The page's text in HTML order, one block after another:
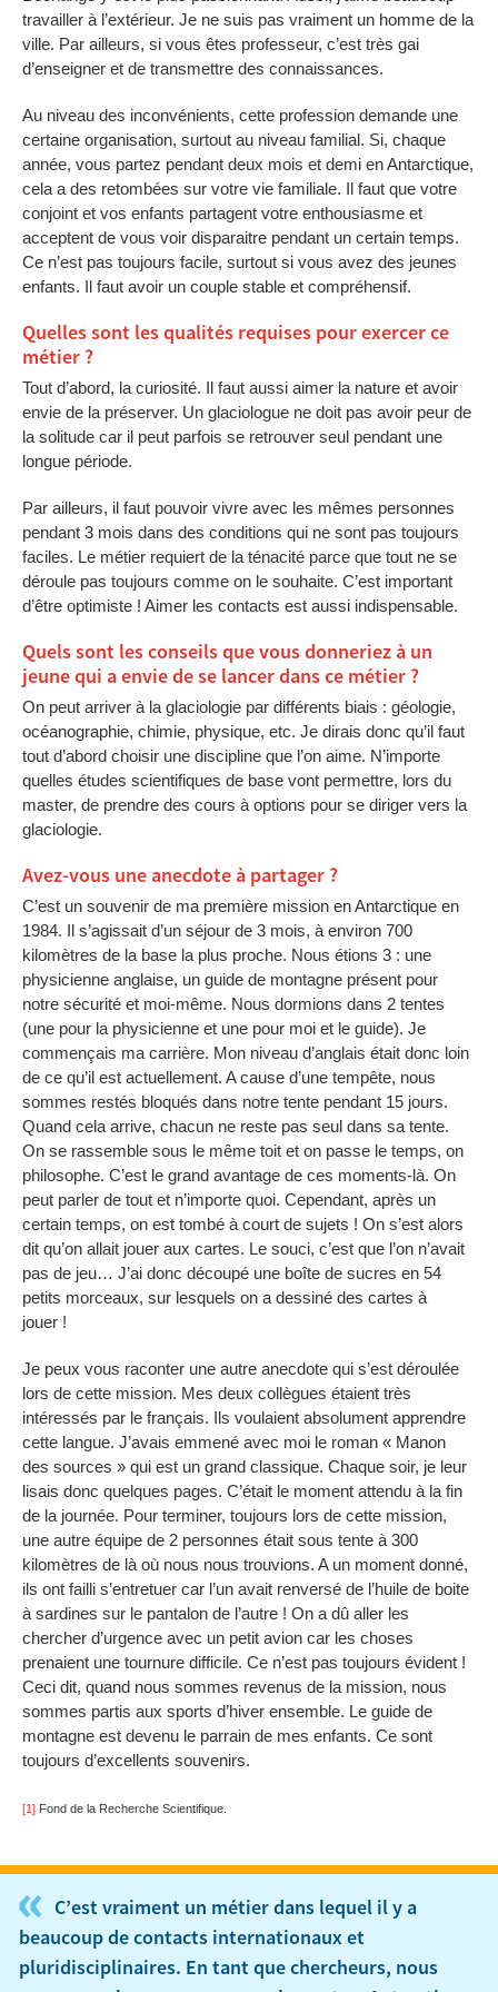
travailler à l’extérieur. Je ne suis pas vraiment un homme de la
ville. Par ailleurs, si vous êtes professeur, c’est très gai
d’enseigner et de transmettre des connaissances.
Au niveau des inconvénients, cette profession demande une
certaine organisation, surtout au niveau familial. Si, chaque
année, vous partez pendant deux mois et demi en Antarctique,
cela a des retombées sur votre vie familiale. Il faut que votre
conjoint et vos enfants partagent votre enthousiasme et
acceptent de vous voir disparaitre pendant un certain temps.
Ce n’est pas toujours facile, surtout si vous avez des jeunes
enfants. Il faut avoir un couple stable et compréhensif.
Quelles sont les qualités requises pour exercer ce
métier ?
Tout d’abord, la curiosité. Il faut aussi aimer la nature et avoir
envie de la préserver. Un glaciologue ne doit pas avoir peur de
la solitude car il peut parfois se retrouver seul pendant une
longue période.
Par ailleurs, il faut pouvoir vivre avec les mêmes personnes
pendant 3 mois dans des conditions qui ne sont pas toujours
faciles. Le métier requiert de la ténacité parce que tout ne se
déroule pas toujours comme on le souhaite. C’est important
d’être optimiste ! Aimer les contacts est aussi indispensable.
Quels sont les conseils que vous donneriez à un
jeune qui a envie de se lancer dans ce métier ?
On peut arriver à la glaciologie par différents biais : géologie,
océanographie, chimie, physique, etc. Je dirais donc qu’il faut
tout d’abord choisir une discipline que l’on aime. N’importe
quelles études scientifiques de base vont permettre, lors du
master, de prendre des cours à options pour se diriger vers la
glaciologie.
Avez-vous une anecdote à partager ?
C’est un souvenir de ma première mission en Antarctique en
1984. Il s’agissait d’un séjour de 3 mois, à environ 700
kilomètres de la base la plus proche. Nous étions 3 : une
physicienne anglaise, un guide de montagne présent pour
notre sécurité et moi-même. Nous dormions dans 2 tentes
(une pour la physicienne et une pour moi et le guide). Je
commençais ma carrière. Mon niveau d’anglais était donc loin
de ce qu’il est actuellement. A cause d’une tempête, nous
sommes restés bloqués dans notre tente pendant 15 jours.
Quand cela arrive, chacun ne reste pas seul dans sa tente.
On se rassemble sous le même toit et on passe le temps, on
philosophe. C’est le grand avantage de ces moments-là. On
peut parler de tout et n’importe quoi. Cependant, après un
certain temps, on est tombé à court de sujets ! On s’est alors
dit qu’on allait jouer aux cartes. Le souci, c’est que l’on n’avait
pas de jeu… J’ai donc découpé une boîte de sucres en 54
petits morceaux, sur lesquels on a dessiné des cartes à
jouer !
Je peux vous raconter une autre anecdote qui s’est déroulée
lors de cette mission. Mes deux collègues étaient très
intéressés par le français. Ils voulaient absolument apprendre
cette langue. J’avais emmené avec moi le roman « Manon
des sources » qui est un grand classique. Chaque soir, je leur
lisais donc quelques pages. C’était le moment attendu à la fin
de la journée. Pour terminer, toujours lors de cette mission,
une autre équipe de 2 personnes était sous tente à 300
kilomètres de là où nous nous trouvions. A un moment donné,
ils ont failli s’entretuer car l’un avait renversé de l’huile de boite
à sardines sur le pantalon de l’autre ! On a dû aller les
chercher d’urgence avec un petit avion car les choses
prenaient une tournure difficile. Ce n’est pas toujours évident !
Ceci dit, quand nous sommes revenus de la mission, nous
sommes partis aux sports d’hiver ensemble. Le guide de
montagne est devenu le parrain de mes enfants. Ce sont
toujours d’excellents souvenirs.
[1] Fond de la Recherche Scientifique.
« C’est vraiment un métier dans lequel il y a
beaucoup de contacts internationaux et
pluridisciplinaires. En tant que chercheurs, nous